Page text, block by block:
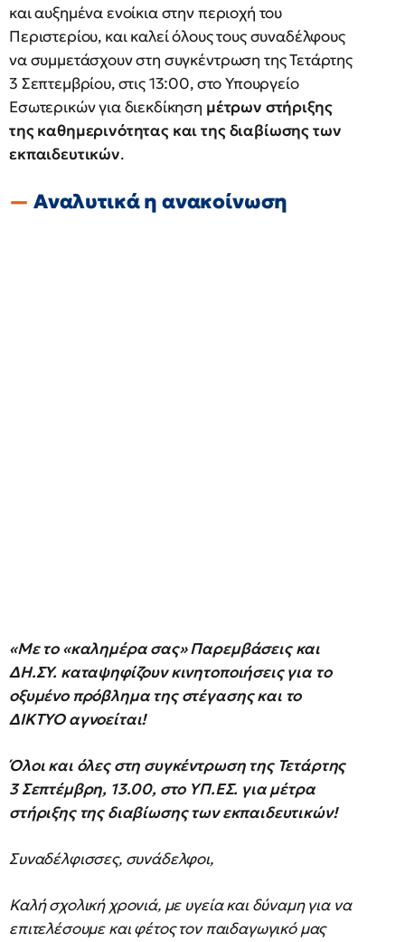
και αυξημένα ενοίκια στην περιοχή του
Περιστερίου, και καλεί όλους τους συναδέλφους
να συμμετάσχουν στη συγκέντρωση της Τετάρτης
3 Σεπτεμβρίου, στις 13:00, στο Υπουργείο
Εσωτερικών για διεκδίκηση μέτρων στήριξης
της καθημερινότητας και της διαβίωσης των
εκπαιδευτικών.
Αναλυτικά η ανακοίνωση
«Με το «καλημέρα σας» Παρεμβάσεις και
ΔΗ.ΣΥ. καταψηφίζουν κινητοποιήσεις για το
οξυμένο πρόβλημα της στέγασης και το
ΔΙΚΤΥΟ αγνοείται!
Όλοι και όλες στη συγκέντρωση της Τετάρτης
3 Σεπτέμβρη, 13.00, στο ΥΠ.ΕΣ. για μέτρα
στήριξης της διαβίωσης των εκπαιδευτικών!
Συναδέλφισσες, συνάδελφοι,
Καλή σχολική χρονιά, με υγεία και δύναμη για να
επιτελέσουμε και φέτος τον παιδαγωγικό μας